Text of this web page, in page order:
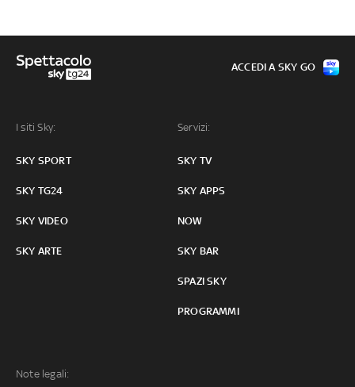
I siti Sky:
SKY SPORT
SKY TG24
SKY VIDEO
SKY ARTE
Servizi:
SKY TV
SKY APPS
NOW
SKY BAR
SPAZI SKY
PROGRAMMI
Note legali:
ACCEDI A SKY GO